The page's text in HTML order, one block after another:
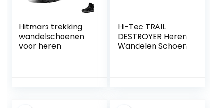
Hitmars trekking
wandelschoenen
voor heren
Hi-Tec TRAIL
DESTROYER Heren
Wandelen Schoen